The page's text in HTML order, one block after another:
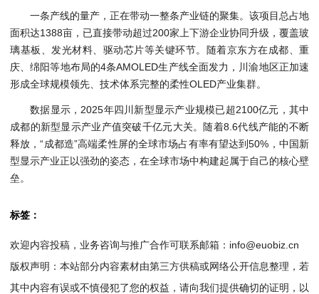
一条产线的量产，正在带动一整条产业链的聚集。该项目总占地
面积达1388亩，已直接带动超过200家上下游企业协同升级，覆盖玻
璃基板、发光材料、驱动芯片等关键环节。随着京东方在成都、重
庆、绵阳等地布局的4条AMOLED生产线全面发力，川渝地区正加速
形成全球规模领先、技术体系完整的柔性OLED产业集群。
数据显示，2025年四川新型显示产业规模已超2100亿元，其中
成都的新型显示产业产值突破千亿元大关。随着8.6代线产能的不断
释放，“成都造”高端柔性屏的全球市场占有率有望达到50%，中国新
型显示产业正以强劲的姿态，在全球市场中构建起属于自己的核心壁
垒。
标签：
欢迎内容投稿，业务咨询与推广合作可联系邮箱：info@euobiz.cn
版权声明：本站部分内容素材由第三方供稿或网络公开信息整理，若
其中内容有误或不慎侵犯了您的权益，请向我们提供确切的证明，以